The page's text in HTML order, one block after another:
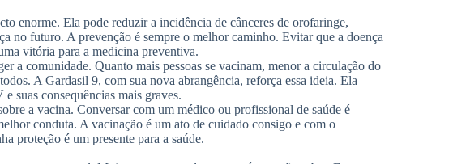
enorme. Ela pode reduzir a incidência de cânceres de orofaringe,
no futuro. A prevenção é sempre o melhor caminho. Evitar que a doença
vitória para a medicina preventiva.
a comunidade. Quanto mais pessoas se vacinam, menor a circulação do
A Gardasil 9, com sua nova abrangência, reforça essa ideia. Ela
suas consequências mais graves.
a vacina. Conversar com um médico ou profissional de saúde é
conduta. A vacinação é um ato de cuidado consigo e com o
proteção é um presente para a saúde.